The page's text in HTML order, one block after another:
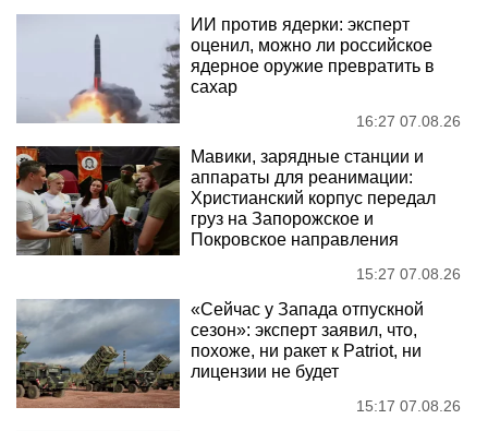
ИИ против ядерки: эксперт
оценил, можно ли российское
ядерное оружие превратить в
сахар
16:27 07.08.26
Мавики, зарядные станции и
аппараты для реанимации:
Христианский корпус передал
груз на Запорожское и
Покровское направления
15:27 07.08.26
«Сейчас у Запада отпускной
сезон»: эксперт заявил, что,
похоже, ни ракет к Patriot, ни
лицензии не будет
15:17 07.08.26